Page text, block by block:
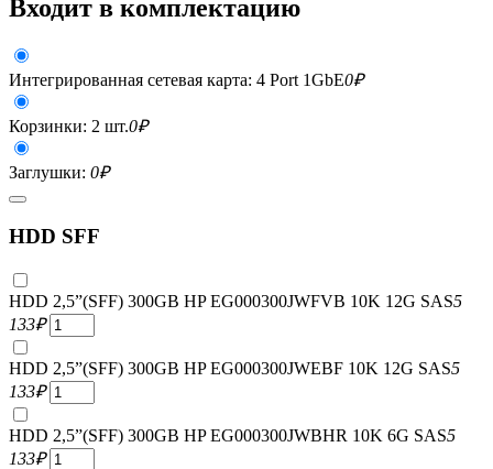
Входит в комплектацию
Интегрированная сетевая карта: 4 Port 1GbE0₽
Корзинки: 2 шт.0₽
Заглушки: 0₽
HDD SFF
HDD 2,5”(SFF) 300GB HP EG000300JWFVB 10K 12G SAS5
133₽
HDD 2,5”(SFF) 300GB HP EG000300JWEBF 10K 12G SAS5
133₽
HDD 2,5”(SFF) 300GB HP EG000300JWBHR 10K 6G SAS5
133₽